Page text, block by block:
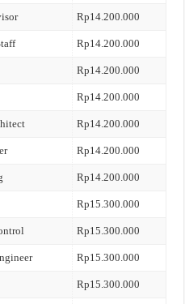
Rp14.200.000
Rp14.200.000
Rp14.200.000
Rp14.200.000
Rp14.200.000
Rp14.200.000
Rp14.200.000
Rp15.300.000
Rp15.300.000
Rp15.300.000
Rp15.300.000